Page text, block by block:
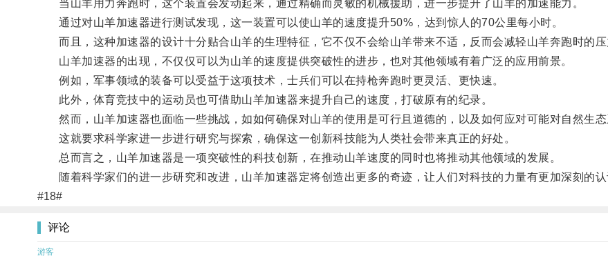
当山羊用力奔跑时，这个装置会发动起来，通过精确而灵敏的机械援助，进一步提升了山羊的加速能力。
通过对山羊加速器进行测试发现，这一装置可以使山羊的速度提升50%，达到惊人的70公里每小时。
而且，这种加速器的设计十分贴合山羊的生理特征，它不仅不会给山羊带来不适，反而会减轻山羊奔跑时的压
山羊加速器的出现，不仅仅可以为山羊的速度提供突破性的进步，也对其他领域有着广泛的应用前景。
例如，军事领域的装备可以受益于这项技术，士兵们可以在持枪奔跑时更灵活、更快速。
此外，体育竞技中的运动员也可借助山羊加速器来提升自己的速度，打破原有的纪录。
然而，山羊加速器也面临一些挑战，如如何确保对山羊的使用是可行且道德的，以及如何应对可能对自然生态
这就要求科学家进一步进行研究与探索，确保这一创新科技能为人类社会带来真正的好处。
总而言之，山羊加速器是一项突破性的科技创新，在推动山羊速度的同时也将推动其他领域的发展。
随着科学家们的进一步研究和改进，山羊加速器定将创造出更多的奇迹，让人们对科技的力量有更加深刻的认
#18#
评论
游客